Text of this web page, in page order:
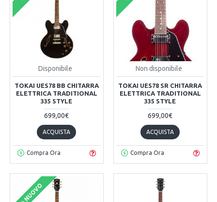
Disponibile
TOKAI UES78 BB CHITARRA
ELETTRICA TRADITIONAL
335 STYLE
699,00€
ACQUISTA
Compra Ora
Non disponibile
TOKAI UES78 SR CHITARRA
ELETTRICA TRADITIONAL
335 STYLE
699,00€
ACQUISTA
Compra Ora
NUOVO